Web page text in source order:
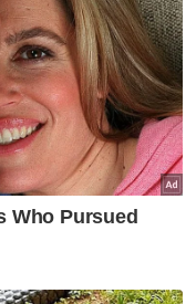
MRCB jual
di
juta
BNM
AS$132.1